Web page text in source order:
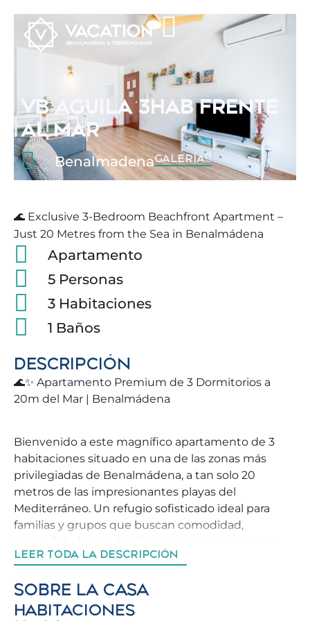
VB AGUILA 3HAB FRENTE
AL MAR
BenalmadenaGALERÍA
🌊 Exclusive 3-Bedroom Beachfront Apartment –
Just 20 Metres from the Sea in Benalmádena
Apartamento
5 Personas
3 Habitaciones
1 Baños
DESCRIPCIÓN
🌊✨ Apartamento Premium de 3 Dormitorios a
20m del Mar | Benalmádena
Bienvenido a este magnífico apartamento de 3
habitaciones situado en una de las zonas más
privilegiadas de Benalmádena, a tan solo 20
metros de las impresionantes playas del
Mediterráneo. Un refugio sofisticado ideal para
familias y grupos que buscan comodidad,
tranquilidad y una localización excepcional para
unas vacaciones inolvidables.
Disfrute de su amplia y luminosa terraza privada
con vistas a la piscina y al mar 🌅, perfecta para
LEER TODA LA DESCRIPCIÓN
SOBRE LA CASA
HABITACIONES